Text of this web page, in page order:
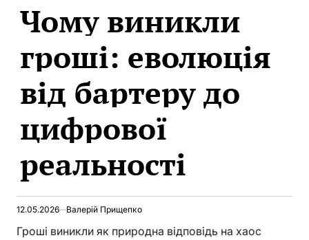
Чому виникли
гроші: еволюція
від бартеру до
цифрової
реальності
12.05.2026 Валерій Прищепко
Гроші виникли як природна відповідь на хаос